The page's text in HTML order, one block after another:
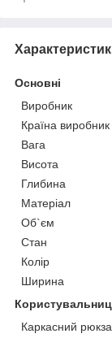
Основні
Виробник
Країна виробник
Вага
Висота
Глибина
Матеріал
Об`єм
Стан
Колір
Ширина
Каркасний